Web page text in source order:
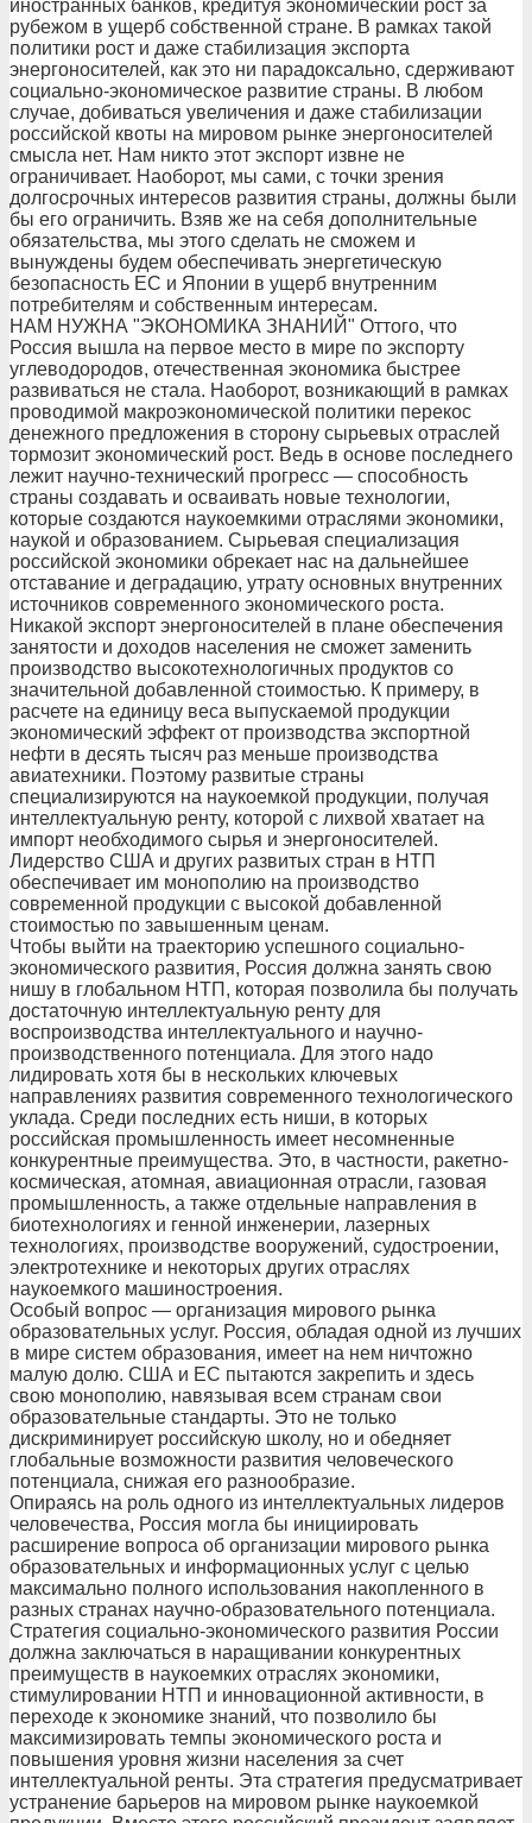
иностранных банков, кредитуя экономический рост за
рубежом в ущерб собственной стране. В рамках такой
политики рост и даже стабилизация экспорта
энергоносителей, как это ни парадоксально, сдерживают
социально-экономическое развитие страны. В любом
случае, добиваться увеличения и даже стабилизации
российской квоты на мировом рынке энергоносителей
смысла нет. Нам никто этот экспорт извне не
ограничивает. Наоборот, мы сами, с точки зрения
долгосрочных интересов развития страны, должны были
бы его ограничить. Взяв же на себя дополнительные
обязательства, мы этого сделать не сможем и
вынуждены будем обеспечивать энергетическую
безопасность ЕС и Японии в ущерб внутренним
потребителям и собственным интересам.
НАМ НУЖНА "ЭКОНОМИКА ЗНАНИЙ" Оттого, что
Россия вышла на первое место в мире по экспорту
углеводородов, отечественная экономика быстрее
развиваться не стала. Наоборот, возникающий в рамках
проводимой макроэкономической политики перекос
денежного предложения в сторону сырьевых отраслей
тормозит экономический рост. Ведь в основе последнего
лежит научно-технический прогресс — способность
страны создавать и осваивать новые технологии,
которые создаются наукоемкими отраслями экономики,
наукой и образованием. Сырьевая специализация
российской экономики обрекает нас на дальнейшее
отставание и деградацию, утрату основных внутренних
источников современного экономического роста.
Никакой экспорт энергоносителей в плане обеспечения
занятости и доходов населения не сможет заменить
производство высокотехнологичных продуктов со
значительной добавленной стоимостью. К примеру, в
расчете на единицу веса выпускаемой продукции
экономический эффект от производства экспортной
нефти в десять тысяч раз меньше производства
авиатехники. Поэтому развитые страны
специализируются на наукоемкой продукции, получая
интеллектуальную ренту, которой с лихвой хватает на
импорт необходимого сырья и энергоносителей.
Лидерство США и других развитых стран в НТП
обеспечивает им монополию на производство
современной продукции с высокой добавленной
стоимостью по завышенным ценам.
Чтобы выйти на траекторию успешного социально-
экономического развития, Россия должна занять свою
нишу в глобальном НТП, которая позволила бы получать
достаточную интеллектуальную ренту для
воспроизводства интеллектуального и научно-
производственного потенциала. Для этого надо
лидировать хотя бы в нескольких ключевых
направлениях развития современного технологического
уклада. Среди последних есть ниши, в которых
российская промышленность имеет несомненные
конкурентные преимущества. Это, в частности, ракетно-
космическая, атомная, авиационная отрасли, газовая
промышленность, а также отдельные направления в
биотехнологиях и генной инженерии, лазерных
технологиях, производстве вооружений, судостроении,
электротехнике и некоторых других отраслях
наукоемкого машиностроения.
Особый вопрос — организация мирового рынка
образовательных услуг. Россия, обладая одной из лучших
в мире систем образования, имеет на нем ничтожно
малую долю. США и ЕС пытаются закрепить и здесь
свою монополию, навязывая всем странам свои
образовательные стандарты. Это не только
дискриминирует российскую школу, но и обедняет
глобальные возможности развития человеческого
потенциала, снижая его разнообразие.
Опираясь на роль одного из интеллектуальных лидеров
человечества, Россия могла бы инициировать
расширение вопроса об организации мирового рынка
образовательных и информационных услуг с целью
максимально полного использования накопленного в
разных странах научно-образовательного потенциала.
Стратегия социально-экономического развития России
должна заключаться в наращивании конкурентных
преимуществ в наукоемких отраслях экономики,
стимулировании НТП и инновационной активности, в
переходе к экономике знаний, что позволило бы
максимизировать темпы экономического роста и
повышения уровня жизни населения за счет
интеллектуальной ренты. Эта стратегия предусматривает
устранение барьеров на мировом рынке наукоемкой